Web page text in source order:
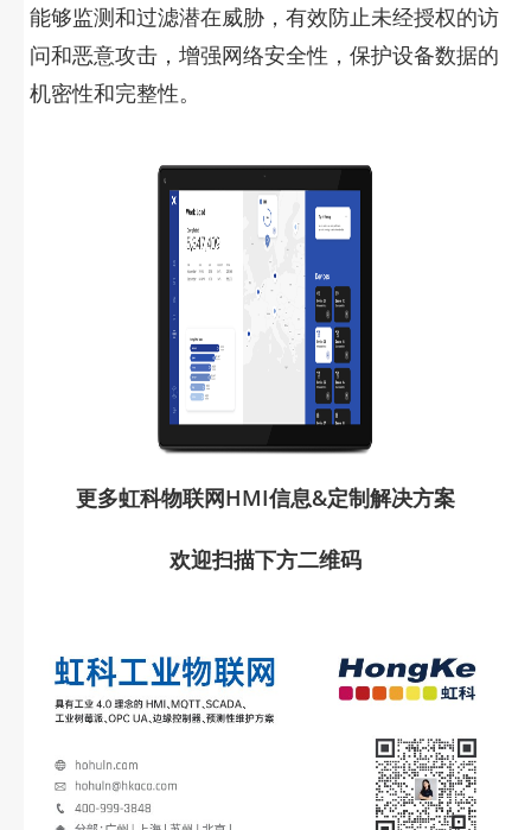
能够监测和过滤潜在威胁，有效防止未经授权的访
问和恶意攻击，增强网络安全性，保护设备数据的
机密性和完整性。
更多虹科物联网HMI信息&定制解决方案
欢迎扫描下方二维码